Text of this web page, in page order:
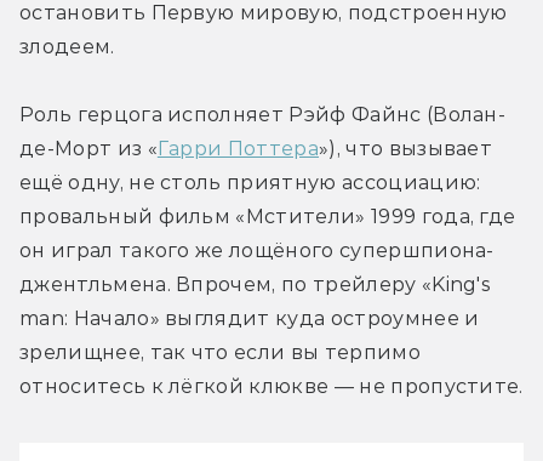
остановить Первую мировую, подстроенную
злодеем.
Роль герцога исполняет Рэйф Файнс (Волан-
де-Морт из « Гарри Поттера»), что вызывает
ещё одну, не столь приятную ассоциацию:
провальный фильм «Мстители» 1999 года, где
он играл такого же лощёного супершпиона-
джентльмена. Впрочем, по трейлеру «King's
man: Начало» выглядит куда остроумнее и
зрелищнее, так что если вы терпимо
относитесь к лёгкой клюкве — не пропустите.